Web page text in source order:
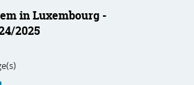
in Luxembourg -
2025